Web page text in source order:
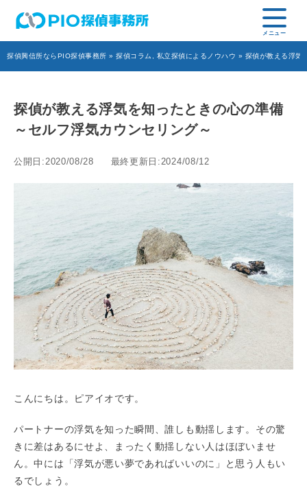
探偵興信所ならPIO探偵事務所 » 探偵コラム 私立探偵によるノウハウ » 探偵が教える浮気
探偵が教える浮気を知ったときの心の準備
～セルフ浮気カウンセリング～
公開日:2020/08/28 最終更新日:2024/08/12
こんにちは。ピアイオです。
パートナーの浮気を知った瞬間、誰しも動揺します。その驚
きに差はあるにせよ、まったく動揺しない人はほぼいませ
ん。中には「浮気が悪い夢であればいいのに」と思う人もい
るでしょう。